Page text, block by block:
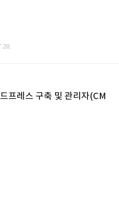
프레스 구축 및 관리자(CM